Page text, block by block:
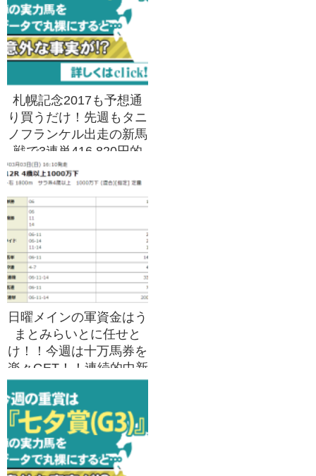
札幌記念2017も予想通
り買うだけ！先週もタニ
ノフランケル出走の新馬
戦で3連単416,820円的
中！
日曜メインの軍資金はう
まとみらいとに任せと
け！！今週は十万馬券を
楽々GET！！連続的中新
記録継続中！！